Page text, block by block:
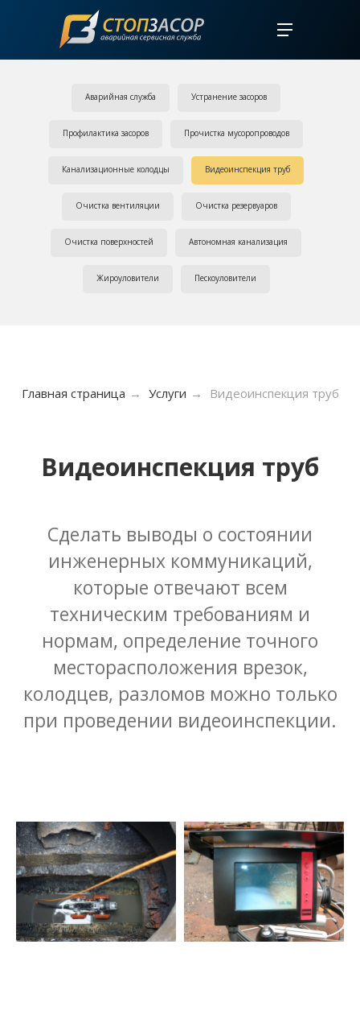
Аварийная служба Устранение засоров
Профилактика засоров Прочистка мусоропроводов
Канализационные колодцы Видеоинспекция труб
Очистка вентиляции Очистка резервуаров
Очистка поверхностей Автономная канализация
Жироуловители Пескоуловители
Главная страница → Услуги → Видеоинспекция труб
Видеоинспекция труб
Сделать выводы о состоянии
инженерных коммуникаций,
которые отвечают всем
техническим требованиям и
нормам, определение точного
месторасположения врезок,
колодцев, разломов можно только
при проведении видеоинспекции.